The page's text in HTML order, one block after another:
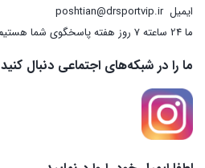
ایمیلposhtian@drsportvip.ir
ما 24 ساعته 7 روز هفته پاسخگوی شما هستیم.
ما را در شبکه‌های اجتماعی دنبال کنید